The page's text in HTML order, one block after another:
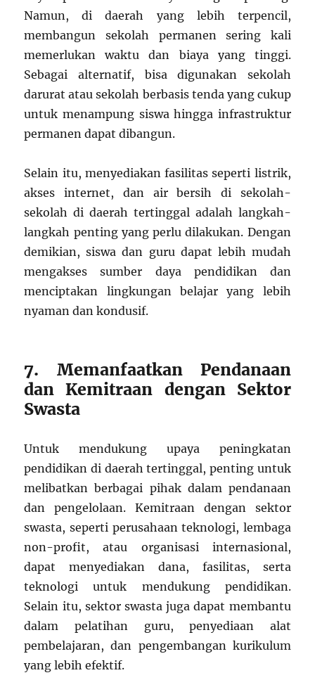
Namun, di daerah yang lebih terpencil,
membangun sekolah permanen sering kali
memerlukan waktu dan biaya yang tinggi.
Sebagai alternatif, bisa digunakan sekolah
darurat atau sekolah berbasis tenda yang cukup
untuk menampung siswa hingga infrastruktur
permanen dapat dibangun.
Selain itu, menyediakan fasilitas seperti listrik,
akses internet, dan air bersih di sekolah-
sekolah di daerah tertinggal adalah langkah-
langkah penting yang perlu dilakukan. Dengan
demikian, siswa dan guru dapat lebih mudah
mengakses sumber daya pendidikan dan
menciptakan lingkungan belajar yang lebih
nyaman dan kondusif.
7. Memanfaatkan Pendanaan
dan Kemitraan dengan Sektor
Swasta
Untuk mendukung upaya peningkatan
pendidikan di daerah tertinggal, penting untuk
melibatkan berbagai pihak dalam pendanaan
dan pengelolaan. Kemitraan dengan sektor
swasta, seperti perusahaan teknologi, lembaga
non-profit, atau organisasi internasional,
dapat menyediakan dana, fasilitas, serta
teknologi untuk mendukung pendidikan.
Selain itu, sektor swasta juga dapat membantu
dalam pelatihan guru, penyediaan alat
pembelajaran, dan pengembangan kurikulum
yang lebih efektif.